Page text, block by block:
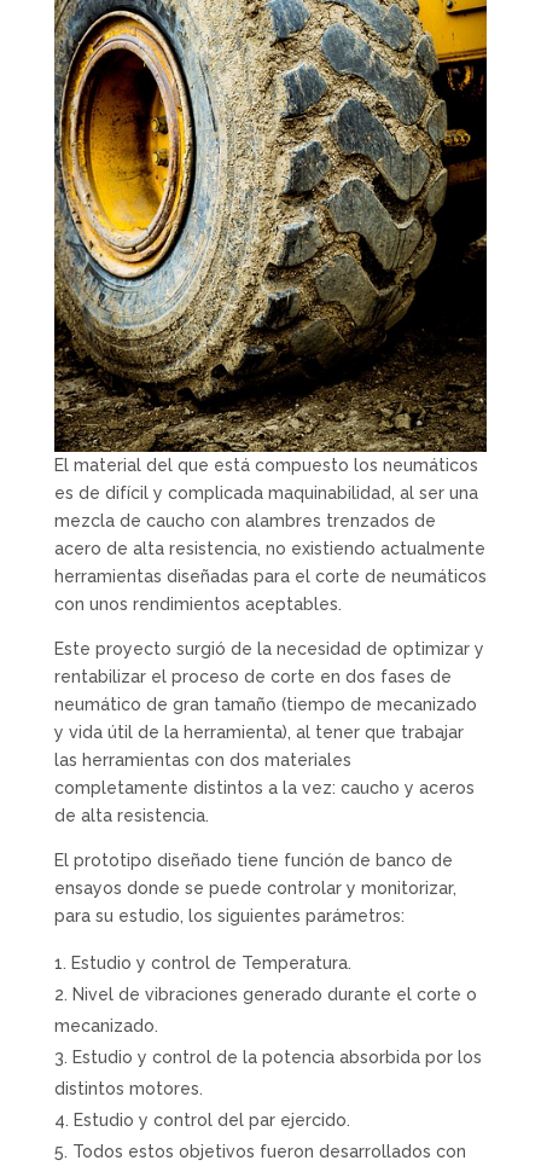
El material del que está compuesto los neumáticos
es de difícil y complicada maquinabilidad, al ser una
mezcla de caucho con alambres trenzados de
acero de alta resistencia, no existiendo actualmente
herramientas diseñadas para el corte de neumáticos
con unos rendimientos aceptables.
Este proyecto surgió de la necesidad de optimizar y
rentabilizar el proceso de corte en dos fases de
neumático de gran tamaño (tiempo de mecanizado
y vida útil de la herramienta), al tener que trabajar
las herramientas con dos materiales
completamente distintos a la vez: caucho y aceros
de alta resistencia.
El prototipo diseñado tiene función de banco de
ensayos donde se puede controlar y monitorizar,
para su estudio, los siguientes parámetros:
Estudio y control de Temperatura.
Nivel de vibraciones generado durante el corte o
mecanizado.
Estudio y control de la potencia absorbida por los
distintos motores.
Estudio y control del par ejercido.
Todos estos objetivos fueron desarrollados con